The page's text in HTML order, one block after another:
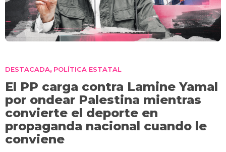
DESTACADA, POLÍTICA ESTATAL
El PP carga contra Lamine Yamal
por ondear Palestina mientras
convierte el deporte en
propaganda nacional cuando le
conviene